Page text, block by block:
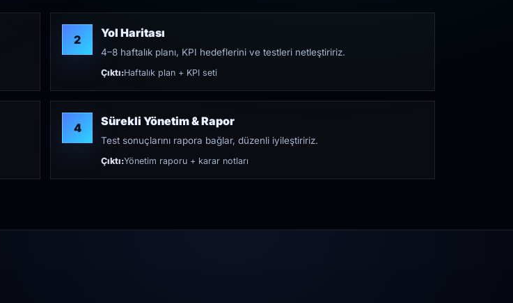
2 Yol Haritası
4–8 haftalık planı, KPI hedeflerini ve testleri netleştiririz.
Çıktı:Haftalık plan + KPI seti
4 Sürekli Yönetim & Rapor
Test sonuçlarını rapora bağlar, düzenli iyileştiririz.
Çıktı:Yönetim raporu + karar notları